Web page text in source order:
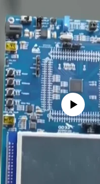
No media source